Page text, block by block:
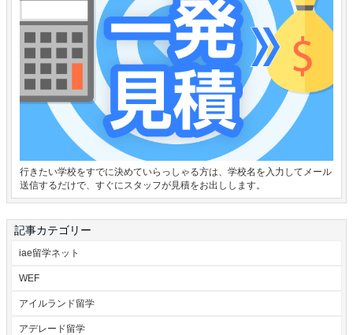
行きたい学校をすでに決めていらっしゃる方は、学校名を入力してメール
送信するだけで、すぐにスタッフが見積をお出しします。
記事カテゴリー
iae留学ネット
WEF
アイルランド留学
アデレード留学